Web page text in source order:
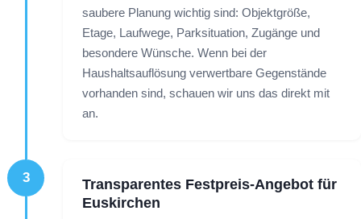
saubere Planung wichtig sind: Objektgröße,
Etage, Laufwege, Parksituation, Zugänge und
besondere Wünsche. Wenn bei der
Haushaltsauflösung verwertbare Gegenstände
vorhanden sind, schauen wir uns das direkt mit
an.
3
Transparentes Festpreis-Angebot für
Euskirchen